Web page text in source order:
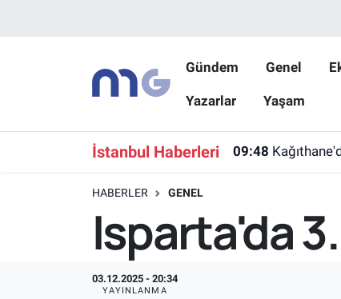
Gündem Genel
Yazarlar Yaşam
İstanbul Haberleri 09:48
HABERLER GENEL
Isparta'da
03.12.2025 - 20:34
YAYINLANMA
Hava Durumu
İstanbul Namaz Vakitleri
Süper Lig Puan Durumu ve Fikstür
Tüm Manşetler